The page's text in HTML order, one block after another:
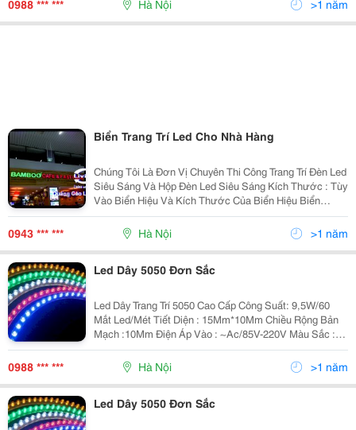
0988 *** *** Hà Nội >1 năm
Biển Trang Trí Led Cho Nhà Hàng
Chúng Tôi Là Đơn Vị Chuyên Thi Công Trang Trí Đèn Led
Siêu Sáng Và Hộp Đèn Led Siêu Sáng Kích Thước : Tùy
Vào Biển Hiệu Và Kích Thước Của Biển Hiệu Biển
Quảng Cáo Trang Trí Led Được Tính Bằng Bóng
0943 *** *** Hà Nội >1 năm
Led Dây 5050 Đơn Sắc
Led Dây Trang Trí 5050 Cao Cấp Công Suất: 9,5W/60
Mắt Led/Mét Tiết Diện : 15Mm*10Mm Chiều Rộng Bản
Mạch :10Mm Điện Áp Vào : ~Ac/85V-220V Màu Sắc :
Trắng/ Vàng/ Xanh Lá/ Xanh Dương / Đỏ Quang Hiệu
(Lm/W) : 90-100 Chất Liệu : Nh
0988 *** *** Hà Nội >1 năm
Led Dây 5050 Đơn Sắc